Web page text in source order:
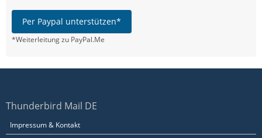
Per Paypal unterstützen*
*Weiterleitung zu PayPal.Me
Thunderbird Mail DE
Impressum & Kontakt